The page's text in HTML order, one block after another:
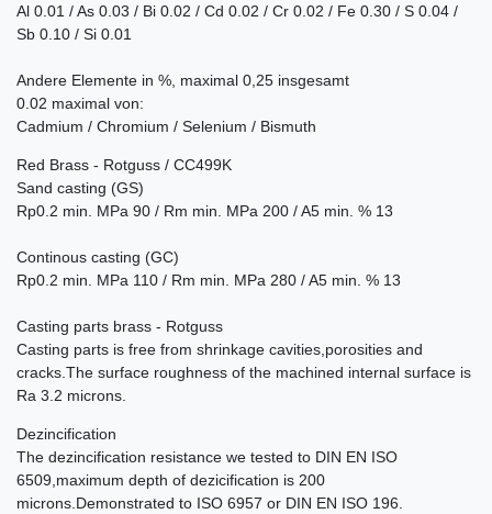
Al 0.01 / As 0.03 / Bi 0.02 / Cd 0.02 / Cr 0.02 / Fe 0.30 / S 0.04 /
Sb 0.10 / Si 0.01
Andere Elemente in %, maximal 0,25 insgesamt
0.02 maximal von:
Cadmium / Chromium / Selenium / Bismuth
Red Brass - Rotguss / CC499K
Sand casting (GS)
Rp0.2 min. MPa 90 / Rm min. MPa 200 / A5 min. % 13
Continous casting (GC)
Rp0.2 min. MPa 110 / Rm min. MPa 280 / A5 min. % 13
Casting parts brass - Rotguss
Casting parts is free from shrinkage cavities,porosities and
cracks.The surface roughness of the machined internal surface is
Ra 3.2 microns.
Dezincification
The dezincification resistance we tested to DIN EN ISO
6509,maximum depth of dezicification is 200
microns.Demonstrated to ISO 6957 or DIN EN ISO 196.